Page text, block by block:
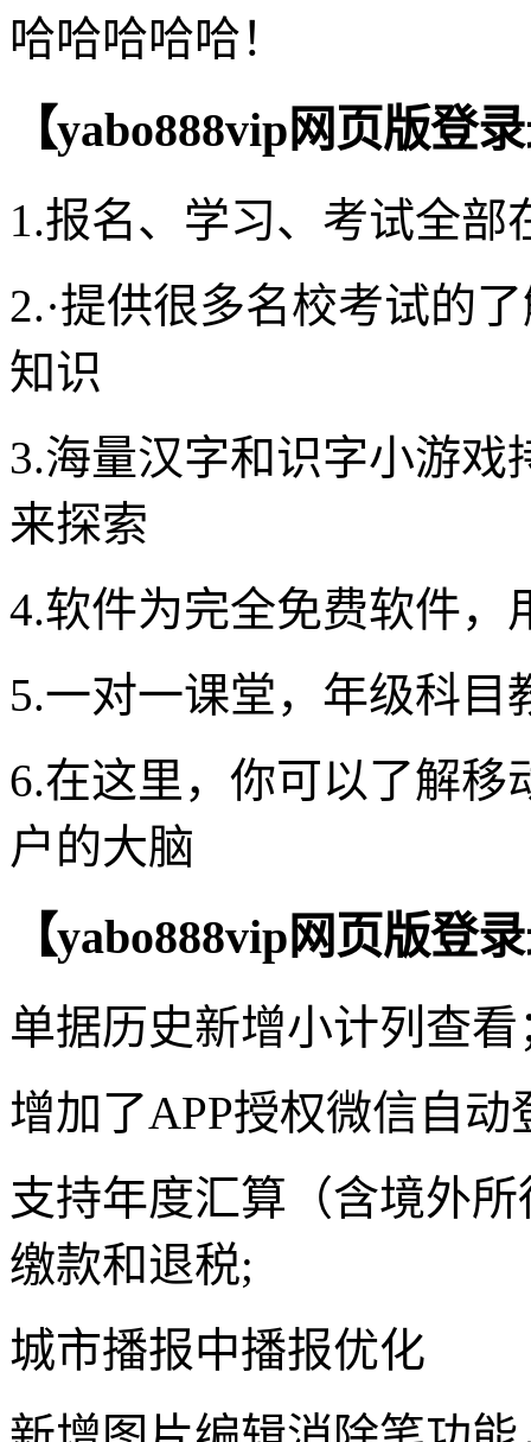
哈哈哈哈哈！
【yabo888vip网页版登
1.报名、学习、考试全
2.·提供很多名校考试的
知识
3.海量汉字和识字小游
来探索
4.软件为完全免费软件，
5.一对一课堂，年级科
6.在这里，你可以了解
户的大脑
【yabo888vip网页版登
单据历史新增小计列查看
增加了APP授权微信自动
支持年度汇算（含境外
缴款和退税;
城市播报中播报优化